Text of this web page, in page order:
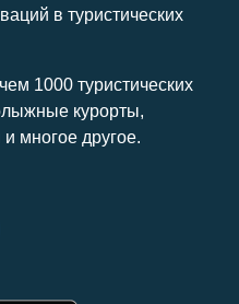
в туристических
1000 туристических
курорты,
многое другое.